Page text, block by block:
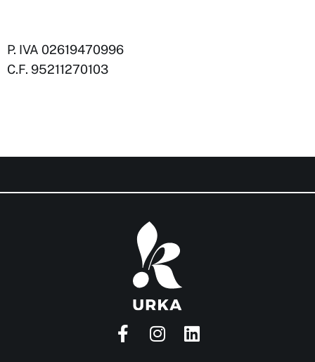
P. IVA 02619470996
C.F. 95211270103